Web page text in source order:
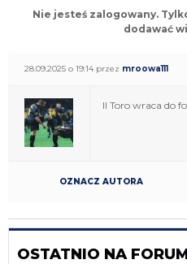
Nie jesteś zalogowany.
dodawać
28.09.2025 o 19:14 przez mroowa111
Il Toro wraca do
OZNACZ AUTORA
OSTATNIO NA